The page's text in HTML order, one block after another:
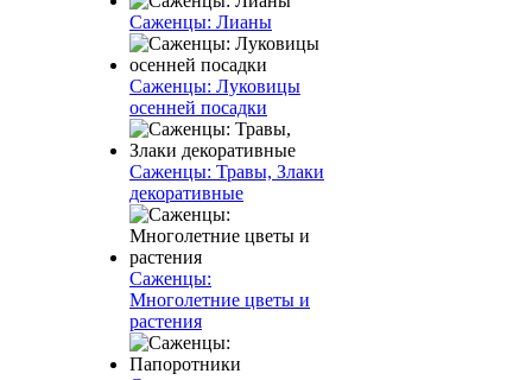
Саженцы: Лианы
Саженцы: Луковицы
осенней посадки
Саженцы: Травы, Злаки
декоративные
Саженцы:
Многолетние цветы и
растения